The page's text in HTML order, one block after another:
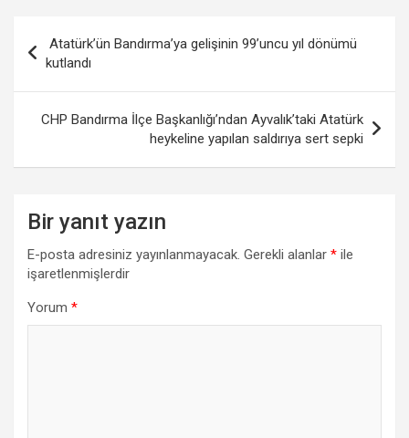
gezinmesi
Atatürk’ün Bandırma’ya gelişinin 99’uncu yıl dönümü
kutlandı
CHP Bandırma İlçe Başkanlığı’ndan Ayvalık’taki Atatürk
heykeline yapılan saldırıya sert sepki
Bir yanıt yazın
E-posta adresiniz yayınlanmayacak. Gerekli alanlar * ile
işaretlenmişlerdir
Yorum *